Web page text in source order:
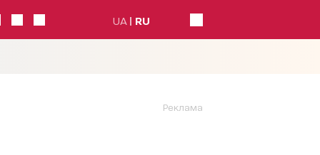
UA RU
Реклама